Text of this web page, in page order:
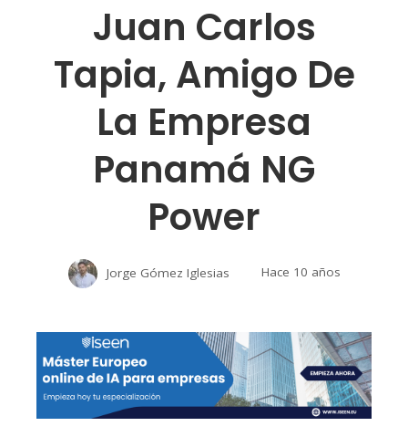
Juan Carlos
Tapia, Amigo De
La Empresa
Panamá NG
Power
Jorge Gómez Iglesias Hace 10 años